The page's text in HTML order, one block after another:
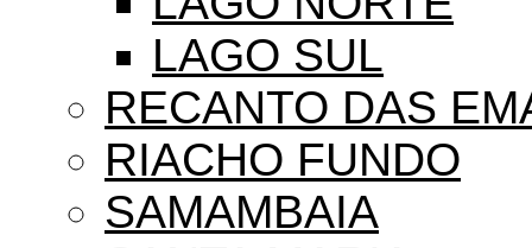
LAGO SUL
RECANTO DAS
RIACHO FUNDO
SAMAMBAIA